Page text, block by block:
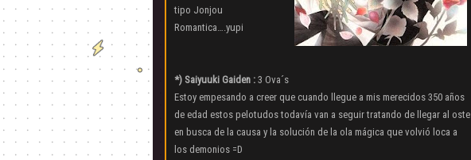
tipo Jonjou
Romantica….yupi
*) Saiyuuki Gaiden : 3 Ova´s
Estoy empesando a creer que cuando llegue a mis merecidos 350 años
de edad estos pelotudos todavía van a seguir tratando de llegar al oste
en busca de la causa y la solución de la ola mágica que volvió loca a
los demonios =D